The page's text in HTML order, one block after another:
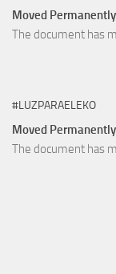
Moved Permanently
The document has
#LUZPARAELEKO
Moved Permanently
The document has